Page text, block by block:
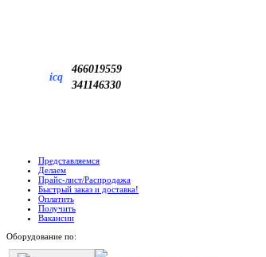
icq
466019559
341146330
Представляемся
Делаем
Прайс-лист/Распродажа
Быстрый заказ и доставка!
Оплатить
Получить
Вакансии
Оборудование по: